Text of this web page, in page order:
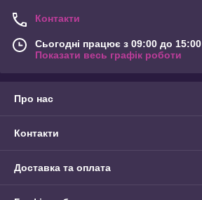
Контакти
Сьогодні працює з 09:00 до 15:00
Показати весь графік роботи
Про нас
Контакти
Доставка та оплата